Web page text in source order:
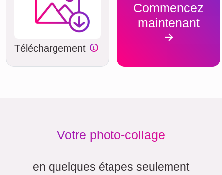
Téléchargement
Commencez
maintenant
Votre photo-collage
en quelques étapes seulement